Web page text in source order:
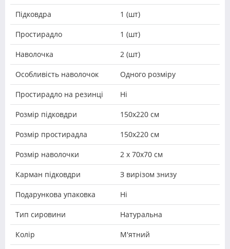
Підковдра 1 (шт)
Простирадло 1 (шт)
Наволочка 2 (шт)
Особливість наволочок Одного розміру
Простирадло на резинці Ні
Розмір підковдри 150х220 см
Розмір простирадла 150х220 см
Розмір наволочки 2 х 70х70 см
Карман підковдри З вирізом знизу
Подарункова упаковка Ні
Тип сировини Натуральна
Колір М'ятний